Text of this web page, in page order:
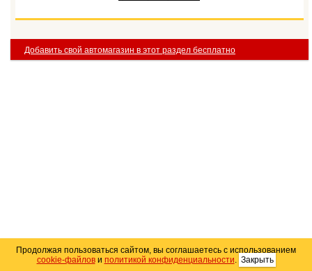
Добавить свой автомагазин в этот раздел бесплатно
Продолжая пользоваться сайтом, вы соглашаетесь с использованием
cookie-файлови политикой конфиденциальности. Закрыть